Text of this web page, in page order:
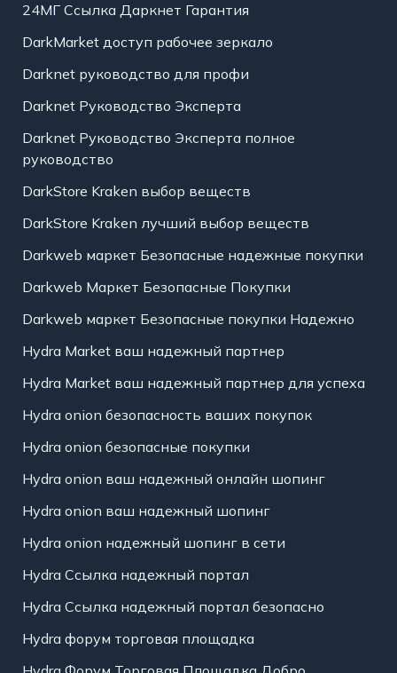
24МГ Ссылка Даркнет Гарантия
DarkMarket доступ рабочее зеркало
Darknet руководство для профи
Darknet Руководство Эксперта
Darknet Руководство Эксперта полное
руководство
DarkStore Kraken выбор веществ
DarkStore Kraken лучший выбор веществ
Darkweb маркет Безопасные надежные покупки
Darkweb Маркет Безопасные Покупки
Darkweb маркет Безопасные покупки Надежно
Hydra Market ваш надежный партнер
Hydra Market ваш надежный партнер для успеха
Hydra onion безопасность ваших покупок
Hydra onion безопасные покупки
Hydra onion ваш надежный онлайн шопинг
Hydra onion ваш надежный шопинг
Hydra onion надежный шопинг в сети
Hydra Ссылка надежный портал
Hydra Ссылка надежный портал безопасно
Hydra форум торговая площадка